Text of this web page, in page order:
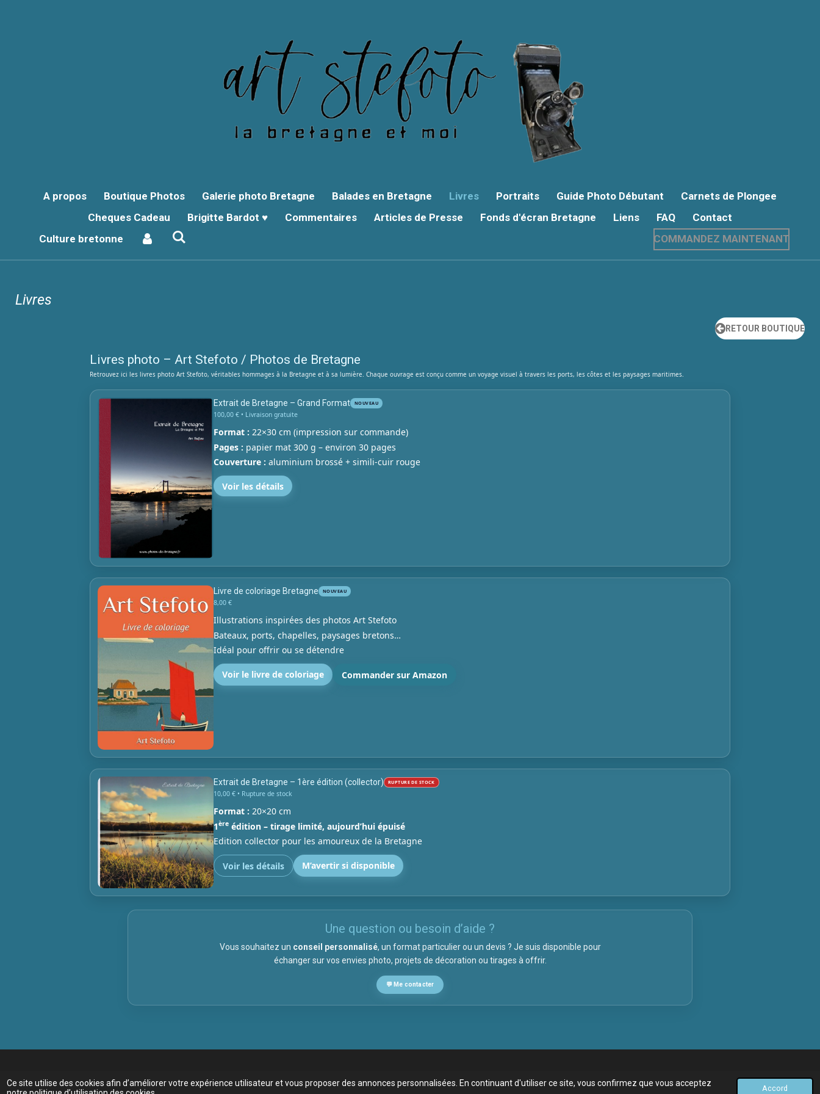
Ce site utilise des cookies afin d’améliorer votre expérience utilisateur et vous proposer des annonces personnalisées. En continuant d'utiliser ce site, vous confirmez que vous acceptez
Accord
A propos Boutique Photos Galerie photo Bretagne Balades en Bretagne Livres Portraits Guide Photo Débutant
Carnets de Plongee
Cheques Cadeau
Brigitte Bardot ♥ Commentaires Articles de Presse Fonds d'écran Bretagne Liens FAQ
Contact
Culture bretonne
COMMANDEZ MAINTENANT
Livres
RETOUR BOUTIQUE
Livres photo – Art Stefoto / Photos de Bretagne
Retrouvez ici les livres photo Art Stefoto, véritables hommages à la Bretagne et à sa lumière. Chaque ouvrage est conçu comme un voyage visuel à travers les ports, les côtes et les paysages maritimes.
Extrait de Bretagne – Grand Format NOUVEAU
Prix :
100,00 € • Livraison gratuite
Format : 22×30 cm (impression sur commande)
Pages : papier mat 300 g – environ 30 pages
Couverture : aluminium brossé + simili-cuir rouge
Voir les détails
Livre de coloriage Bretagne NOUVEAU
Prix :
8,00 €
Illustrations inspirées des photos Art Stefoto
Bateaux, ports, chapelles, paysages bretons…
Idéal pour offrir ou se détendre
Voir le livre de coloriage Commander sur Amazon
Extrait de Bretagne – 1ère édition (collector) RUPTURE DE STOCK
Prix :
10,00 € • Rupture de stock
Format : 20×20 cm
1ère édition – tirage limité, aujourd’hui épuisé
Edition collector pour les amoureux de la Bretagne
Voir les détails M’avertir si disponible
Une question ou besoin d’aide ?
Vous souhaitez un conseil personnalisé, un format particulier ou un devis ? Je suis disponible pour
échanger sur vos envies photo, projets de décoration ou tirages à offrir.
💬 Me contacter